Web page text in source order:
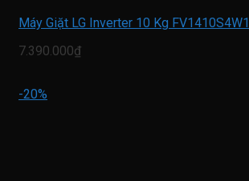
Máy Giặt LG Inverter 10 Kg FV1410S4W1
7.390.000₫
-20%